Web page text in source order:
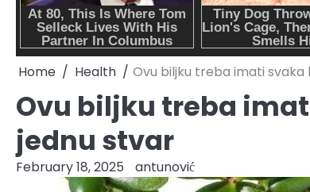
Home Health Ovu biljku treba imati svaka
Ovu biljku treba
jednu stvar
February 18, 2025 antunović